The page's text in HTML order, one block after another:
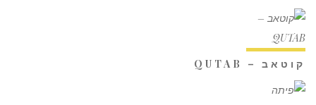
קוטאב – QUTAB